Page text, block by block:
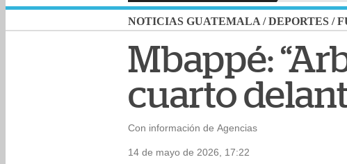
NOTICIAS GUATEMALA /DEPORTES /
Mbappé:
cuarto
Con información de Agencias
14 de mayo de 2026, 17:22